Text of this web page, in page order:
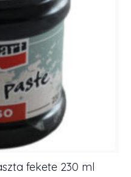
fekete 230 ml